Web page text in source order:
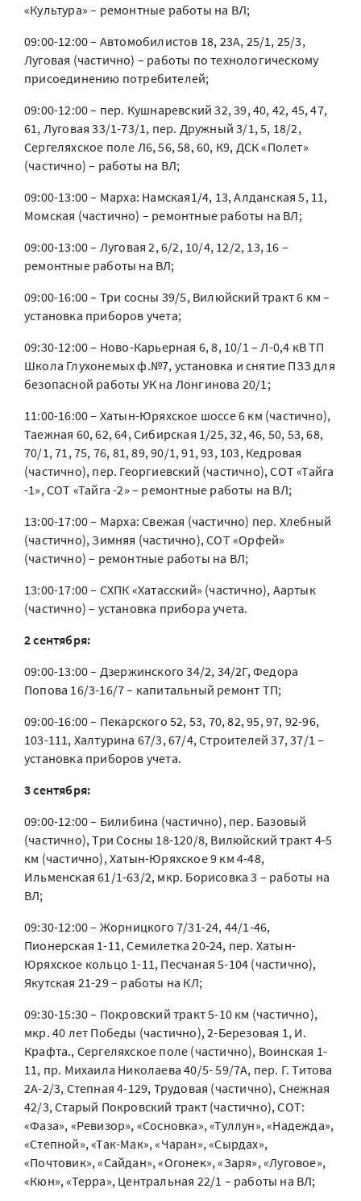
«Культура» – ремонтные работы на ВЛ;
09:00-12:00 – Автомобилистов 18, 23А, 25/1, 25/3,
Луговая (частично) – работы по технологическому
присоединению потребителей;
09:00-12:00 – пер. Кушнаревский 32, 39, 40, 42, 45, 47,
61, Луговая 33/1-73/1, пер. Дружный 3/1, 5, 18/2,
Сергеляхское поле Л6, 56, 58, 60, К9, ДСК «Полет»
(частично) – работы на ВЛ;
09:00-13:00 – Марха: Намская1/4, 13, Алданская 5, 11,
Момская (частично) – ремонтные работы на ВЛ;
09:00-13:00 – Луговая 2, 6/2, 10/4, 12/2, 13, 16 –
ремонтные работы на ВЛ;
09:00-16:00 – Три сосны 39/5, Вилюйский тракт 6 км –
установка приборов учета;
09:30-12:00 – Ново-Карьерная 6, 8, 10/1 – Л-0,4 кВ ТП
Школа Глухонемых ф.№7, установка и снятие ПЗЗ для
безопасной работы УК на Лонгинова 20/1;
11:00-16:00 – Хатын-Юряхское шоссе 6 км (частично),
Таежная 60, 62, 64, Сибирская 1/25, 32, 46, 50, 53, 68,
70/1, 71, 75, 76, 81, 89, 90/1, 91, 93, 103, Кедровая
(частично), пер. Георгиевский (частично), СОТ «Тайга
-1», СОТ «Тайга -2» – ремонтные работы на ВЛ;
13:00-17:00 – Марха: Свежая (частично) пер. Хлебный
(частично), Зимняя (частично), СОТ «Орфей»
(частично) – ремонтные работы на ВЛ;
13:00-17:00 – СХПК «Хатасский» (частично), Аартык
(частично) – установка прибора учета.
2 сентября:
09:00-13:00 – Дзержинского 34/2, 34/2Г, Федора
Попова 16/3-16/7 – капитальный ремонт ТП;
09:00-16:00 – Пекарского 52, 53, 70, 82, 95, 97, 92-96,
103-111, Халтурина 67/3, 67/4, Строителей 37, 37/1 –
установка приборов учета.
3 сентября:
09:00-12:00 – Билибина (частично), пер. Базовый
(частично), Три Сосны 18-120/8, Вилюйский тракт 4-5
км (частично), Хатын-Юряхское 9 км 4-48,
Ильменская 61/1-63/2, мкр. Борисовка 3 – работы на
ВЛ;
09:30-12:00 – Жорницкого 7/31-24, 44/1-46,
Пионерская 1-11, Семилетка 20-24, пер. Хатын-
Юряхское кольцо 1-11, Песчаная 5-104 (частично),
Якутская 21-29 – работы на КЛ;
09:30-15:30 – Покровский тракт 5-10 км (частично),
мкр. 40 лет Победы (частично), 2-Березовая 1, И.
Крафта., Сергеляхское поле (частично), Воинская 1-
11, пр. Михаила Николаева 40/5- 59/7А, пер. Г. Титова
2А-2/3, Степная 4-129, Трудовая (частично), Снежная
42/3, Старый Покровский тракт (частично), СОТ:
«Фаза», «Ревизор», «Сосновка», «Туллун», «Надежда»,
«Степной», «Так-Мак», «Чаран», «Сырдах»,
«Почтовик», «Сайдан», «Огонек», «Заря», «Луговое»,
«Кюн», «Терра», Центральная 22/1 – работы на ВЛ;